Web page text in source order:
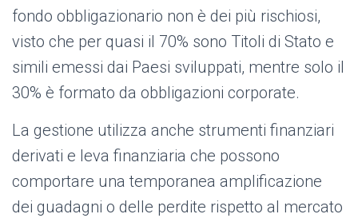
fondo obbligazionario non è dei più rischiosi,
visto che per quasi il 70% sono Titoli di Stato e
simili emessi dai Paesi sviluppati, mentre solo il
30% è formato da obbligazioni corporate.
La gestione utilizza anche strumenti finanziari
derivati e leva finanziaria che possono
comportare una temporanea amplificazione
dei guadagni o delle perdite rispetto al mercato